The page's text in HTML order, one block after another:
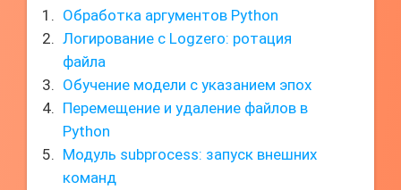
Обработка аргументов Python
Логирование с Logzero: ротация
файла
Обучение модели с указанием эпох
Перемещение и удаление файлов в
Python
Модуль subprocess: запуск внешних
команд